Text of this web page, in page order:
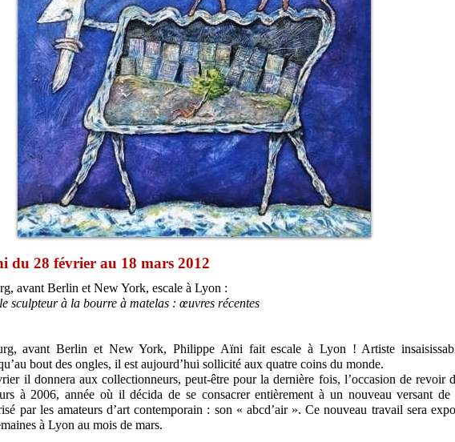
du 28 février au 18 mars 2012
avant Berlin et New York, escale à Lyon :
le sculpteur à la bourre à matelas : œuvres récentes
avant Berlin et New York, Philippe Aïni fait escale à Lyon ! Artiste
bout des ongles, il est aujourd’hui sollicité aux quatre coins du monde.
il donnera aux collectionneurs, peut-être pour la dernière fois, l’occasion de revoir
à 2006, année où il décida de se consacrer entièrement à un nouveau versant de
par les amateurs d’art contemporain : son « abcd’air ». Ce nouveau travail sera
à Lyon au mois de mars.